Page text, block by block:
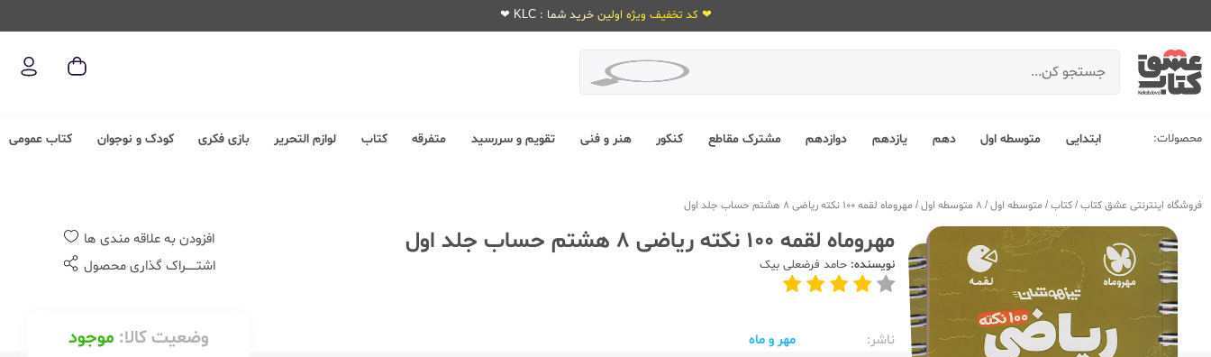
❤ کد تخفیف ویژه اولین خرید شما : KLC ❤
محصولات: ابتدایی متوسطه اول دهم یازدهم دوازدهم مشترک مقاطع کنکور هنر و فنی تقویم و سررسید متفرقه کتاب لوازم التحریر بازی فکری کودک و نوجوان کتاب عمومی
فروشگاه اینترنتی عشق کتاب/کتاب/ متوسطه اول/8 متوسطه اول / مهروماه لقمه 100 نکته ریاضی 8 هشتم حساب جلد اول
مهروماه لقمه 100 نکته ریاضی 8 هشتم حساب جلد اول
نویسنده: حامد فرضعلی بیک
ناشر:‌
مهر و ماه
افزودن به علاقه مندی ها
اشتــــــراک گذاری محصول
وضعیت کالا: موجود